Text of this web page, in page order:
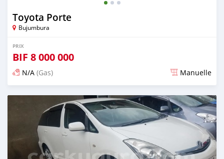
Toyota Porte
Bujumbura
PRIX
BIF 8 000 000
N/A (Gas) Manuelle
Publié il y a plus de 5 ans